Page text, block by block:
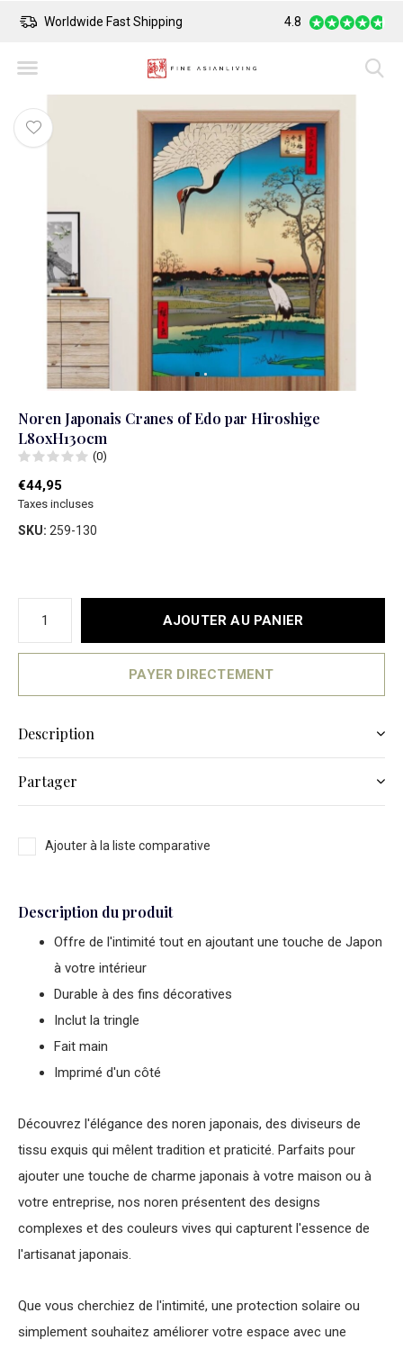
Worldwide Fast Shipping Safe Payment
4.8
Noren Japonais Cranes of Edo par Hiroshige
L80xH130cm
(0)
€44,95
Taxes incluses
SKU: 259-130
AJOUTER AU PANIER
PAYER DIRECTEMENT
Description
Partager
Ajouter à la liste comparative
Description du produit
Offre de l'intimité tout en ajoutant une touche de Japon
à votre intérieur
Durable à des fins décoratives
Inclut la tringle
Fait main
Imprimé d'un côté
Découvrez l'élégance des noren japonais, des diviseurs de
tissu exquis qui mêlent tradition et praticité. Parfaits pour
ajouter une touche de charme japonais à votre maison ou à
votre entreprise, nos noren présentent des designs
complexes et des couleurs vives qui capturent l'essence de
l'artisanat japonais.
Que vous cherchiez de l'intimité, une protection solaire ou
simplement souhaitez améliorer votre espace avec une